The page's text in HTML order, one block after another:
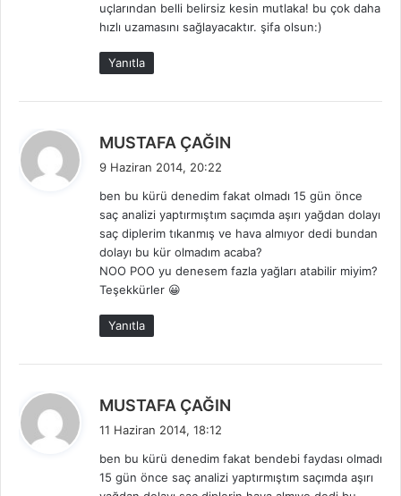
uçlarından belli belirsiz kesin mutlaka! bu çok daha
hızlı uzamasını sağlayacaktır. şifa olsun:)
Yanıtla
MUSTAFA ÇAĞIN
i
k
9 Haziran 2014, 20:22
ben bu kürü denedim fakat olmadı 15 gün önce
saç analizi yaptırmıştım saçımda aşırı yağdan dolayı
saç diplerim tıkanmış ve hava almıyor dedi bundan
dolayı bu kür olmadım acaba?
NOO POO yu denesem fazla yağları atabilir miyim?
Teşekkürler 😀
Yanıtla
MUSTAFA ÇAĞIN
i
k
11 Haziran 2014, 18:12
ben bu kürü denedim fakat bendebi faydası olmadı
15 gün önce saç analizi yaptırmıştım saçımda aşırı